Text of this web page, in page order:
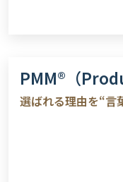
PMM®（
選ばれる理由を“言